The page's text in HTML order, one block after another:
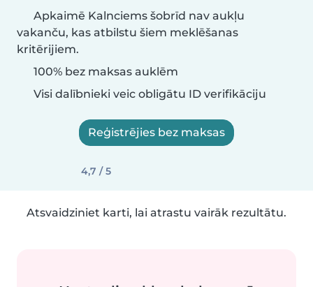
Apkaimē Kalnciems šobrīd nav aukļu
vakanču, kas atbilstu šiem meklēšanas
kritērijiem.
100% bez maksas auklēm
Visi dalībnieki veic obligātu ID verifikāciju
Reģistrējies bez maksas
4,7 / 5
Atsvaidziniet karti, lai atrastu vairāk rezultātu.